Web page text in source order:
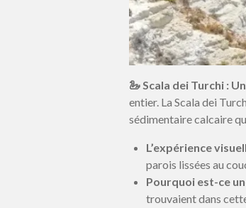
🦢 Scala dei Turchi :
entier. La Scala dei
sédimentaire calcaire
L’expérience
parois lissées au
Pourquoi est-ce
trouvaient dans